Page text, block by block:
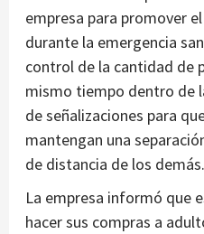
empresa para promover
durante la emergencia
control de la cantidad de
mismo tiempo dentro de
de señalizaciones para
mantengan una
de distancia de los demás.
La empresa informó que
hacer sus compras a